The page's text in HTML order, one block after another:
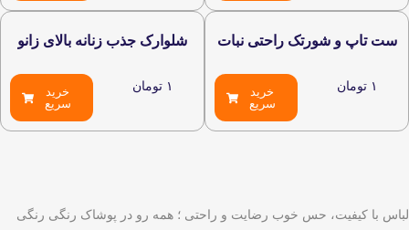
ست تاپ و شورتک راحتی نبات
تومان
خرید
سریع
شلوارک جذب زنانه بالای زانو
تومان
خرید
سریع
با کیفیت، حس خوب رضایت و راحتی ؛ همه رو در پوشاک رنگی رنگی